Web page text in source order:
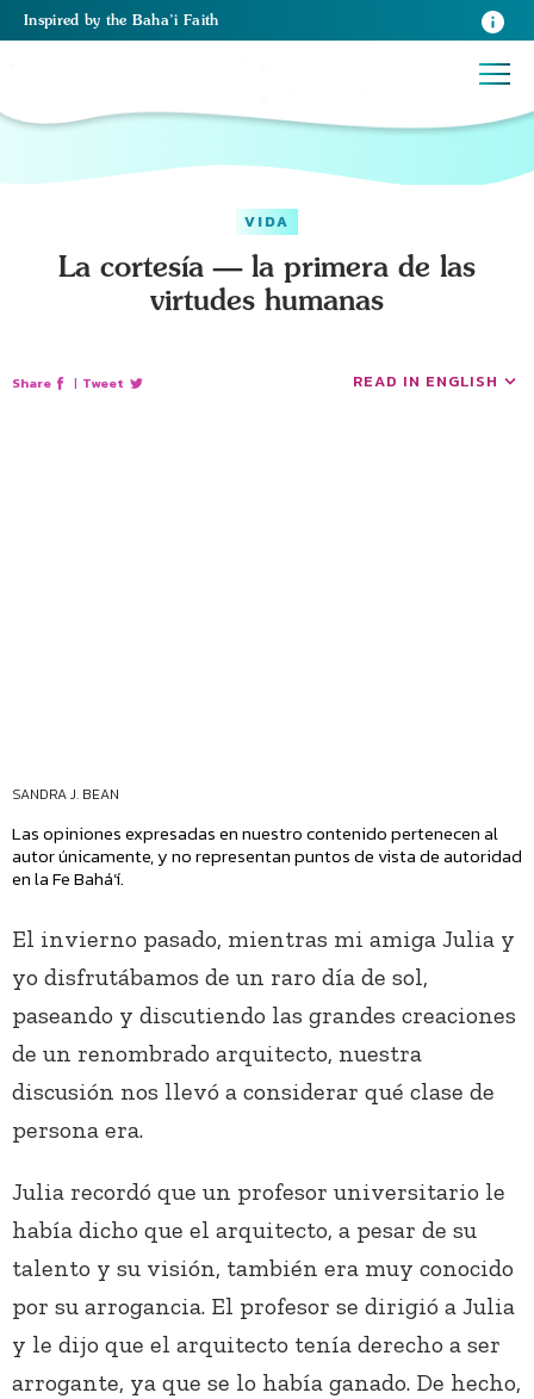
Inspired by the Baha’i Faith
VIDA
La cortesía — la primera de las
virtudes humanas
Share | Tweet READ IN ENGLISH
SANDRA J. BEAN
Las opiniones expresadas en nuestro contenido pertenecen al
autor únicamente, y no representan puntos de vista de autoridad
en la Fe Bahá’í.
El invierno pasado, mientras mi amiga Julia y
yo disfrutábamos de un raro día de sol,
paseando y discutiendo las grandes creaciones
de un renombrado arquitecto, nuestra
discusión nos llevó a considerar qué clase de
persona era.
Julia recordó que un profesor universitario le
había dicho que el arquitecto, a pesar de su
talento y su visión, también era muy conocido
por su arrogancia. El profesor se dirigió a Julia
y le dijo que el arquitecto tenía derecho a ser
arrogante, ya que se lo había ganado. De hecho,